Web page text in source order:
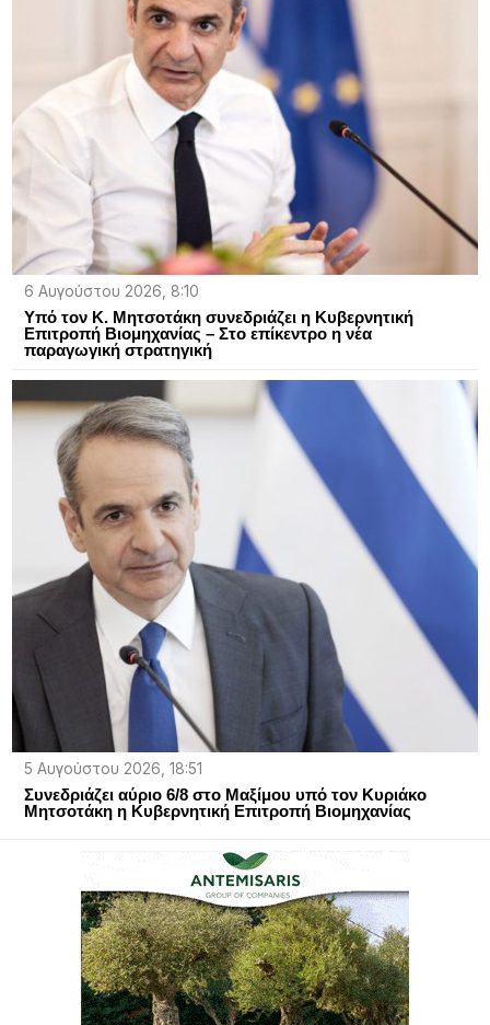
6 Αυγούστου 2026, 8:10
Υπό τον Κ. Μητσοτάκη συνεδριάζει η Κυβερνητική
Επιτροπή Βιομηχανίας – Στο επίκεντρο η νέα
παραγωγική στρατηγική
5 Αυγούστου 2026, 18:51
Συνεδριάζει αύριο 6/8 στο Μαξίμου υπό τον Κυριάκο
Μητσοτάκη η Κυβερνητική Επιτροπή Βιομηχανίας